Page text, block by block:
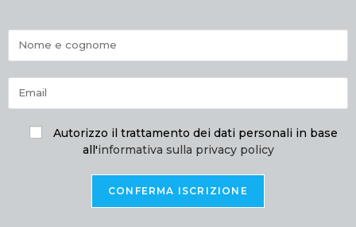
Autorizzo il trattamento dei dati personali in base
all'informativa sulla privacy policy